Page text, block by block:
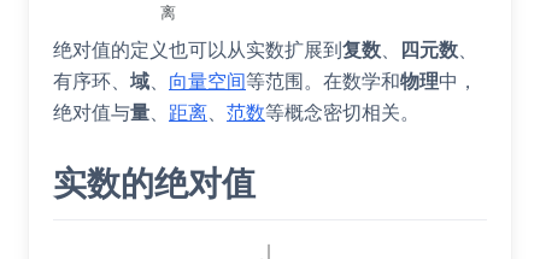
离
绝对值的定义也可以从实数扩展到 复数 四元数
有序环
域 向量空间等范围。在数学和物理中，
绝对值与量 距离 范数等概念密切相关。
实数的绝对值